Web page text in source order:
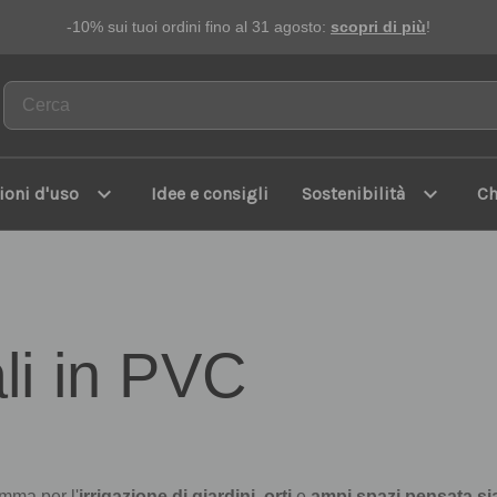
-10% sui tuoi ordini fino al 31 agosto: scopri di più!
d'uso expand_more Idee e consigli Sostenibilità expand_more
in PVC